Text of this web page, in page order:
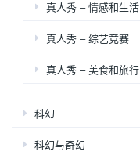
真人秀 – 情感和生活
真人秀 – 综艺竞赛
真人秀 – 美食和旅行
科幻
科幻与奇幻